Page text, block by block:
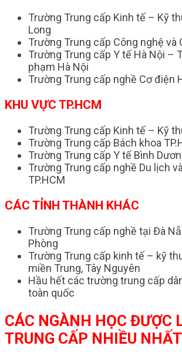
Trường Trung cấp Kinh tế – Kỹ
Long
Trường Trung cấp Công nghệ và
Trường Trung cấp Y tế Hà Nội –
phạm Hà Nội
Trường Trung cấp nghề Cơ điện
KHU VỰC TP.HCM
Trường Trung cấp Kinh tế – Kỹ
Trường Trung cấp Bách khoa
Trường Trung cấp Y tế Bình
Trường Trung cấp nghề Du lịch
TP.HCM
CÁC TỈNH THÀNH KHÁC
Trường Trung cấp nghề tại Đà
Phòng
Trường Trung cấp kinh tế – kỹ
miền Trung, Tây Nguyên
Hầu hết các trường trung cấp
toàn quốc
CÁC NGÀNH HỌC ĐƯỢC
TRUNG CẤP NHIỀU